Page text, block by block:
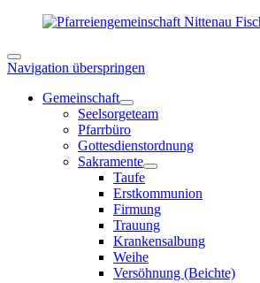
Navigation überspringen
Gemeinschaft
Seelsorgeteam
Pfarrbüro
Gottesdienstordnung
Sakramente
Taufe
Erstkommunion
Firmung
Trauung
Krankensalbung
Weihe
Versöhnung (Beichte)